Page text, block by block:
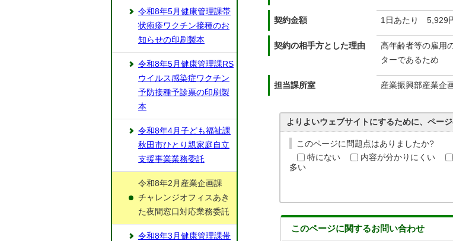
契約金額 1日あたり 5,929
契約の相手方とした理由
高年齢者等の雇用
ターであるため
担当課所室 産業振興部産業企
よりよいウェブサイトにするために、ペー
このページに問題点はありましたか?
特にない
内容が分かりにくい
多い
このページに関するお問い合わせ
令和8年5月健康管理課帯
状疱疹ワクチン接種のお
知らせの印刷製本
令和8年5月健康管理課RS
ウイルス感染症ワクチン
予防接種予診票の印刷製
本
令和8年4月子ども福祉課
秋田市ひとり親家庭自立
支援事業業務委託
令和8年2月産業企画課
チャレンジオフィスあき
た夜間窓口対応業務委託
令和8年3月健康管理課帯